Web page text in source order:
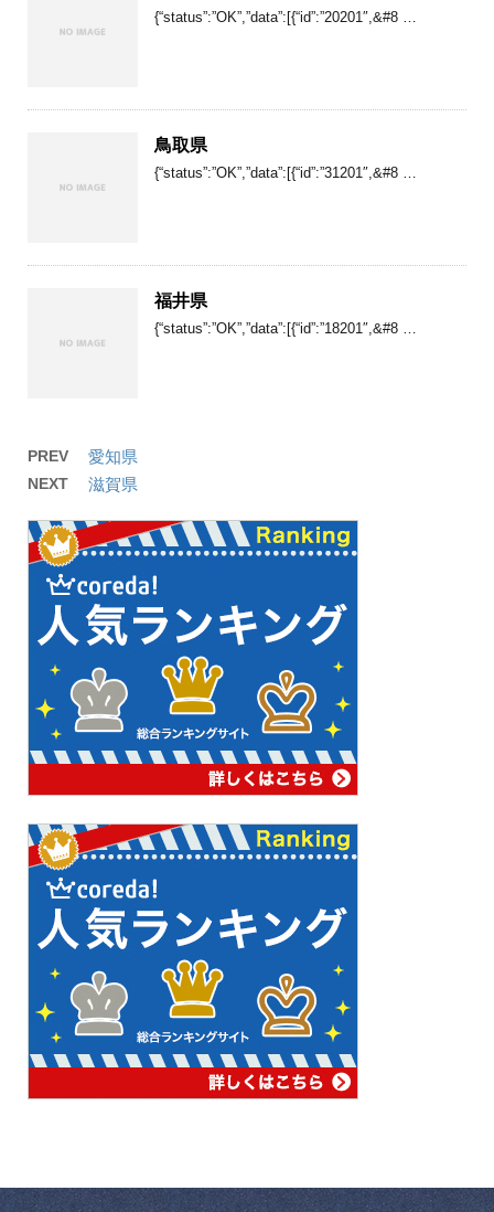
{“status”:”OK”,”data”:[{“id”:”20201″,&#8 …
鳥取県
{“status”:”OK”,”data”:[{“id”:”31201″,&#8 …
福井県
{“status”:”OK”,”data”:[{“id”:”18201″,&#8 …
PREV 愛知県
NEXT 滋賀県